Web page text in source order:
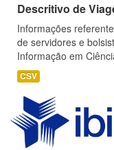
Descritivo de
Informações
de servidores e
Informação em
CSV